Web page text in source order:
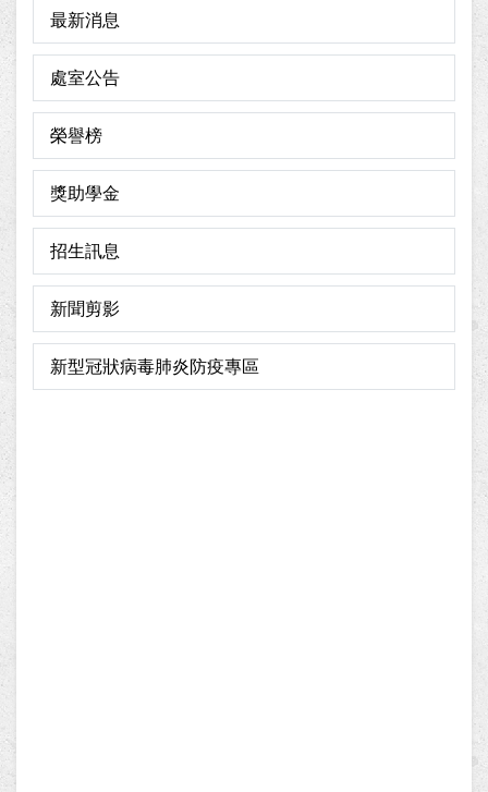
最新消息
處室公告
榮譽榜
獎助學金
招生訊息
新聞剪影
新型冠狀病毒肺炎防疫專區